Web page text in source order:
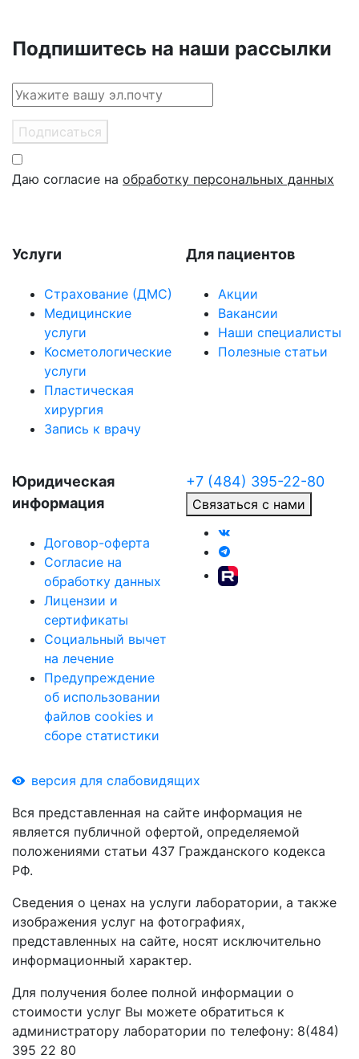
Подпишитесь на наши рассылки
Подписаться
Даю согласие на обработку персональных данных
Услуги
Страхование (ДМС)
Медицинские
услуги
Косметологические
услуги
Пластическая
хирургия
Запись к врачу
Для пациентов
Акции
Вакансии
Наши специалисты
Полезные статьи
Юридическая
информация
Договор-оферта
Согласие на
обработку данных
Лицензии и
сертификаты
Социальный вычет
на лечение
Предупреждение
об использовании
файлов cookies и
сборе статистики
+7 (484) 395-22-80
Связаться с нами
версия для слабовидящих
Вся представленная на сайте информация не
является публичной офертой, определяемой
положениями статьи 437 Гражданского кодекса
РФ.
Сведения о ценах на услуги лаборатории, а также
изображения услуг на фотографиях,
представленных на сайте, носят исключительно
информационный характер.
Для получения более полной информации о
стоимости услуг Вы можете обратиться к
администратору лаборатории по телефону: 8(484)
395 22 80